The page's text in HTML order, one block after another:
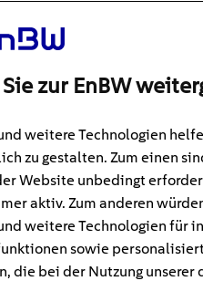
zur EnBW
weitere Technologien
zu gestalten. Zum einen
Website unbedingt
aktiv. Zum anderen
weitere Technologien für
sowie
die bei der Nutzung